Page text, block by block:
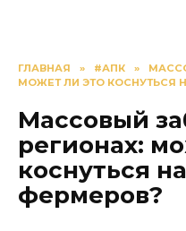
ГЛАВНАЯ » #АПК »
МОЖЕТ ЛИ ЭТО КОСНУТЬСЯ
Массовый
регионах:
коснуться
фермеров?